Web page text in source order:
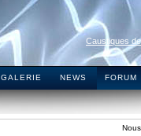
Caustiques
GALERIE NEWS FORUM